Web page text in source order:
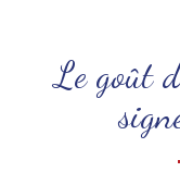
Le goût